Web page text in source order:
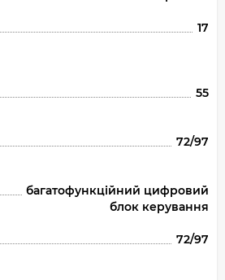
17
55
72/97
багатофункційний цифровий
блок керування
72/97